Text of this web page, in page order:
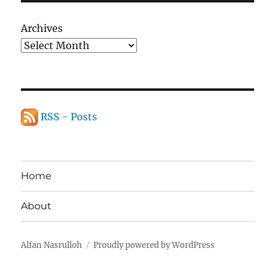
Archives
RSS - Posts
Home
About
Alfan Nasrulloh Proudly powered by WordPress